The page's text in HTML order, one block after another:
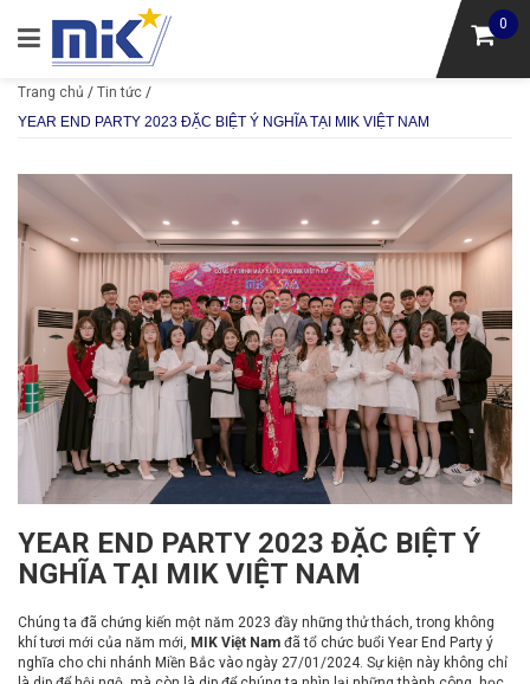
0
Trang chủ / Tin tức /
YEAR END PARTY 2023 ĐẶC BIỆT Ý NGHĨA TẠI MIK VIỆT NAM
YEAR END PARTY 2023 ĐẶC BIỆT Ý
NGHĨA TẠI MIK VIỆT NAM
Chúng ta đã chứng kiến một năm 2023 đầy những thử thách, trong không
khí tươi mới của năm mới, MIK Việt Nam đã tổ chức buổi Year End Party ý
nghĩa cho chi nhánh Miền Bắc vào ngày 27/01/2024. Sự kiện này không chỉ